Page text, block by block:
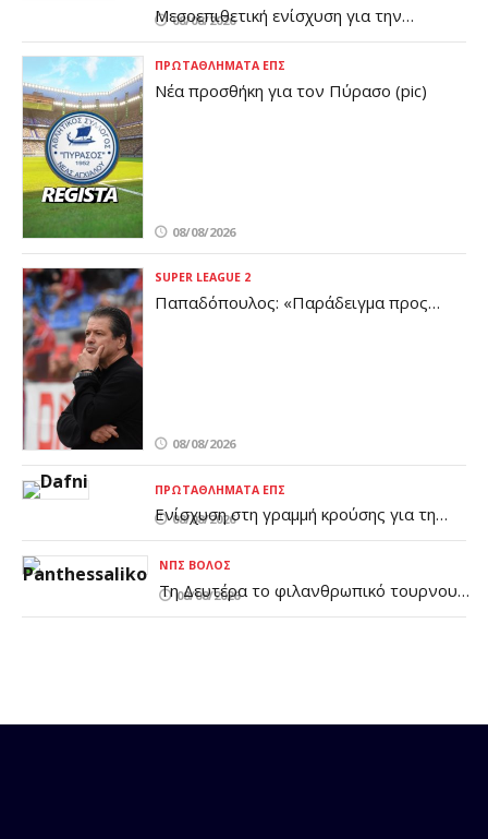
Μεσοεπιθετική ενίσχυση για την
Ακρόπολη
08/08/2026
ΠΡΩΤΑΘΛΉΜΑΤΑ ΕΠΣ
Νέα προσθήκη για τον Πύρασο (pic)
08/08/2026
SUPER LEAGUE 2
Παπαδόπουλος: «Παράδειγμα προς
08/08/2026
ΠΡΩΤΑΘΛΉΜΑΤΑ ΕΠΣ
Ενίσχυση στη γραμμή κρούσης για τη
Δάφνη (pic)
08/08/2026
ΝΠΣ ΒΌΛΟΣ
Τη Δευτέρα το φιλανθρωπικό τουρνουά
ποδοσφαίρου στο Βόλο – Όλες οι
08/08/2026